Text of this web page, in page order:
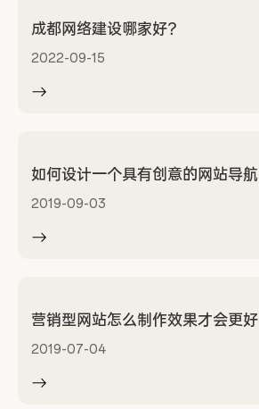
成都网络建设哪家好？
2022-09-15
如何设计一个具有创意的网站导航
2019-09-03
营销型网站怎么制作效果才会更好
2019-07-04